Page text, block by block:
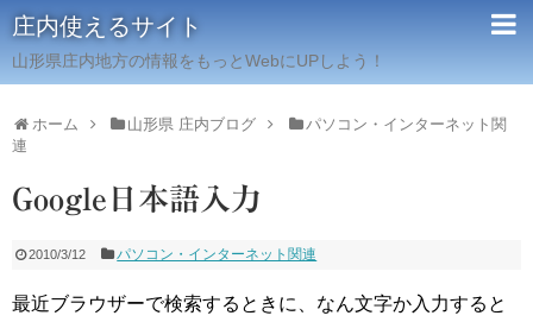
庄内使えるサイト
山形県庄内地方の情報をもっとWebにUPしよう！
ホーム 山形県 庄内ブログ
パソコン・インターネット関
連
Google日本語入力
2010/3/12 パソコン・インターネット関連
最近ブラウザーで検索するときに、なん文字か入力すると